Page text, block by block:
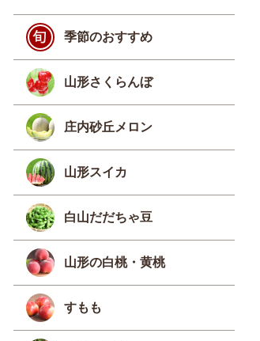
季節のおすすめ
山形さくらんぼ
庄内砂丘メロン
山形スイカ
白山だだちゃ豆
山形の白桃・黄桃
すもも